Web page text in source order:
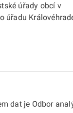
úřady obcí v
úřadu
dat je Odbor